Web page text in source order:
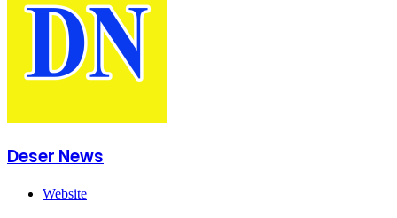
Deser News
Website